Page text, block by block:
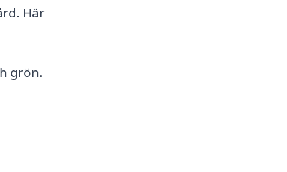
Här
grön.